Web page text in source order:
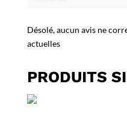
Désolé, aucun avis ne
actuelles
PRODUITS